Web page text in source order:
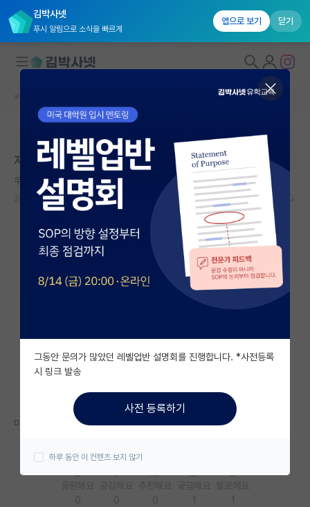
김박사넷
푸시 알림으로 소식을 빠르게
앱으로 보기 닫기
대학원생 모집
국내대학원 정보
연구실&오픈랩
커뮤니티
커뮤니티 홈
전체글보기
베스트 게시판
자유 게시판(아무개랩)
미국 유학 게시판
미국 대학원 합격 후기 게시판
대학원생 모집 게시판
연구실(PI) 홍보 게시판
커뮤니티 홈
본문이 수정되지 않는 박제글입니다.
지금까지 인터뷰 연락 없음 끝이라고 봐야겟죠
무심한 아리스토텔레스
2026.03.06 11 3212
미국 박사에 지금까지 인터뷰 연락 없음 끝이라고 봐야겟죠?
그동안 문의가 많았던 레벨업반 설명회를 진행합니다. *사전등록
시 링크 발송
사전 등록하기
하루 동안 이 컨텐츠 보지 않기